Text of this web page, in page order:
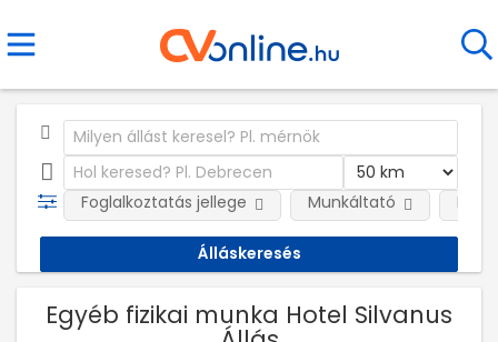
Foglalkoztatás jellege Munkáltató
Egyéb fizikai munka Hotel Silvanus